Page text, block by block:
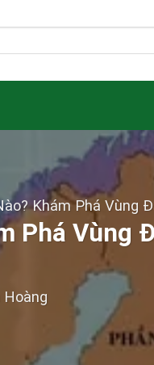
Khám Phá Vùng
Phá Vùng
Hoàng